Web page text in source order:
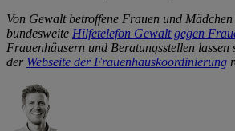
Von Gewalt betroffene Frauen und
bundesweite Hilfetelefon Gewalt gegen
Frauenhäusern und Beratungsstellen lassen
der Webseite der Frauenhauskoordinierung